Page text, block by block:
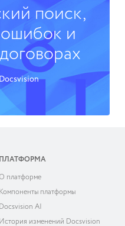
поиск,
и
ПЛАТФОРМА
платформе
Компоненты платформы
Docsvision AI
История изменений Docsvision